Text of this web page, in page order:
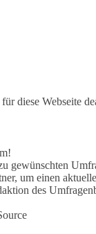
diese Webseite
gewünschten
um einen
des